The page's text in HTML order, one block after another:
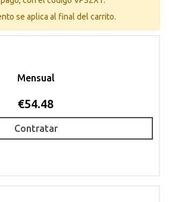
se aplica al final del carrito.
Mensual
€54.48
Contratar